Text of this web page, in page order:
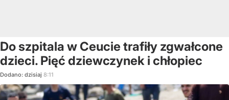
Do szpitala w Ceucie trafiły zgwałcone
dzieci. Pięć dziewczynek i chłopiec
Dodano: dzisiaj 8:11